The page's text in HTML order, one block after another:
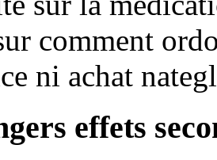
comment
ni achat
effets